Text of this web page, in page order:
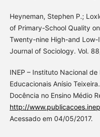
Heyneman, Stephen P.;
of Primary-School Quality
Twenty-nine High-and Low-
Journal of Sociology. Vol.
INEP – Instituto Nacional
Educacionais Anísio
Docência no Ensino Médio
http://
Acessado em 04/05/2017.